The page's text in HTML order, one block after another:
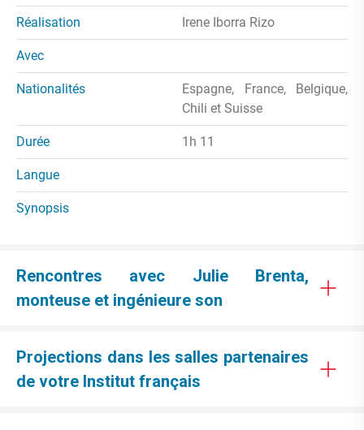
Réalisation Irene Iborra Rizo
Avec
Nationalités
Espagne, France, Belgique,
Chili et Suisse
Durée 1h 11
Langue
Synopsis
Rencontres avec Julie Brenta,
monteuse et ingénieure son
Projections dans les salles partenaires
de votre Institut français